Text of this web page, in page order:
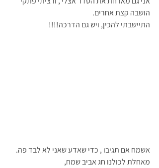
הושבה קצת אחרים.
התיישבתי להכין, ויש גם הדרכה!!!!
אשמח אם תגיבו , כדי שאדע שאני לא לבד פה.
מאחלת לכולנו חג אביב שמח,